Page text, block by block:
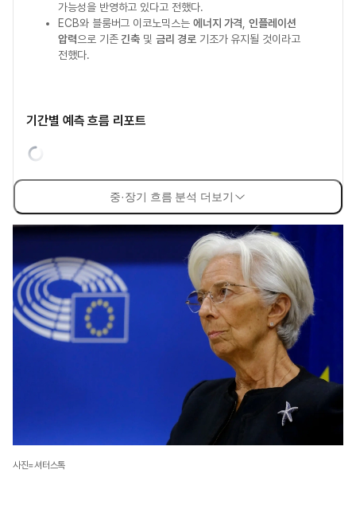
가능성을 반영하고 있다고 전했다.
ECB와 블룸버그 이코노믹스는 에너지 가격 ,인플레이션
압력으로 기존긴축 및금리 경로기조가 유지될 것이라고
전했다.
기간별 예측 흐름 리포트
중·장기 흐름 분석 더보기
사진=셔터스톡